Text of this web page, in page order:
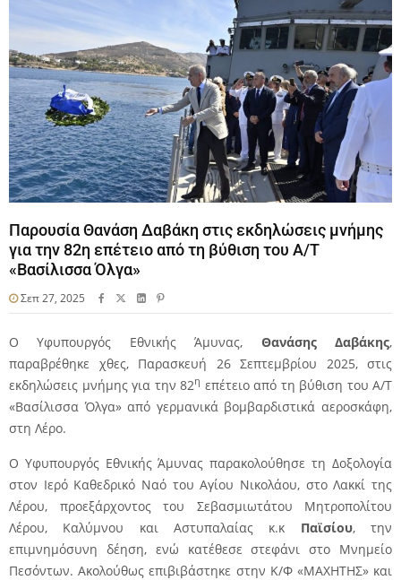
Παρουσία Θανάση Δαβάκη στις εκδηλώσεις μνήμης
για την 82η επέτειο από τη βύθιση του Α/Τ
«Βασίλισσα Όλγα»
Σεπ 27, 2025
Ο Υφυπουργός Εθνικής Άμυνας, Θανάσης Δαβάκης,
παραβρέθηκε χθες, Παρασκευή 26 Σεπτεμβρίου 2025, στις
εκδηλώσεις μνήμης για την 82η επέτειο από τη βύθιση του Α/Τ
«Βασίλισσα Όλγα» από γερμανικά βομβαρδιστικά αεροσκάφη,
στη Λέρο.
Ο Υφυπουργός Εθνικής Άμυνας παρακολούθησε τη Δοξολογία
στον Ιερό Καθεδρικό Ναό του Αγίου Νικολάου, στο Λακκί της
Λέρου, προεξάρχοντος του Σεβασμιωτάτου Μητροπολίτου
Λέρου, Καλύμνου και Αστυπαλαίας κ.κ Παϊσίου, την
επιμνημόσυνη δέηση, ενώ κατέθεσε στεφάνι στο Μνημείο
Πεσόντων. Ακολούθως επιβιβάστηκε στην Κ/Φ «ΜΑΧΗΤΗΣ» και